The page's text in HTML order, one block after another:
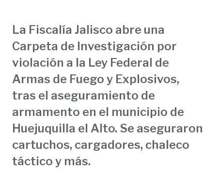
La Fiscalía Jalisco abre una
Carpeta de Investigación por
violación a la Ley Federal de
Armas de Fuego y Explosivos,
tras el aseguramiento de
armamento en el municipio de
Huejuquilla el Alto. Se aseguraron
cartuchos, cargadores, chaleco
táctico y más.